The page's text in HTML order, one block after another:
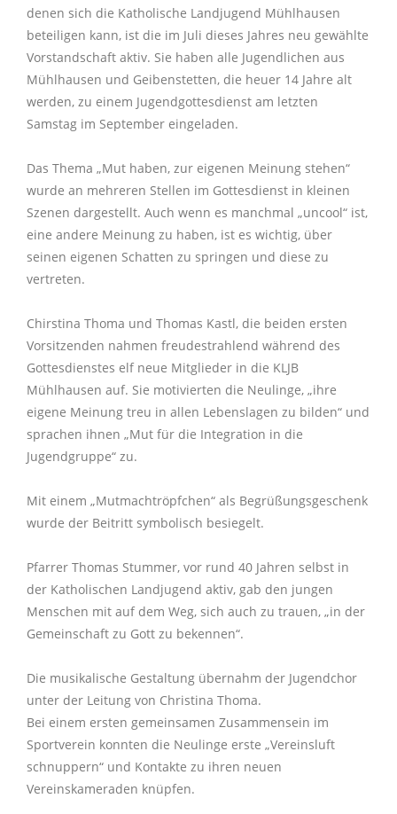
Ministranten
Lektoren
Kommunionhelfer
Eltern-Kind-Gruppen
Kammerchor
inTAKT
Singgruppen
Bläserquintett St. Laurentius
Geschichte
Pfarrpatron
KLJB
Ministranten
Lektoren
Eltern-Kind-Gruppen
Kirchenchor Herznssach
Kinderschola
Bücherei Mühlhausen
Inst. Schutzkonzept
Geschichte
Buße und Versöhnung
Firmung
Trauung
Weihe
Jugendgottesdienste
Taizè-Gebet
Besondere Gottesdienste
Ökumene
Bibelgespräch
Krankenhausbesuchsdienst
Offene Kirche
Hochzeit
Seelsorgegespräch
Eltern-Kind-Gruppen
Erwachsenenbildung
Beratungsstellen
Kindergarten St. Laurentius
Impulse der Vergangenheit
Aktionen der virtuellen Kirche11
Täglicher Impuls
Berichte/Chronik
Kontakt
Newsletter
Mitteilung
Login
Impressum
denen sich die Katholische Landjugend Mühlhausen
beteiligen kann, ist die im Juli dieses Jahres neu gewählte
Vorstandschaft aktiv. Sie haben alle Jugendlichen aus
Mühlhausen und Geibenstetten, die heuer 14 Jahre alt
werden, zu einem Jugendgottesdienst am letzten
Samstag im September eingeladen.
Das Thema „Mut haben, zur eigenen Meinung stehen“
wurde an mehreren Stellen im Gottesdienst in kleinen
Szenen dargestellt. Auch wenn es manchmal „uncool“ ist,
eine andere Meinung zu haben, ist es wichtig, über
seinen eigenen Schatten zu springen und diese zu
vertreten.
Chirstina Thoma und Thomas Kastl, die beiden ersten
Vorsitzenden nahmen freudestrahlend während des
Gottesdienstes elf neue Mitglieder in die KLJB
Mühlhausen auf. Sie motivierten die Neulinge, „ihre
eigene Meinung treu in allen Lebenslagen zu bilden“ und
sprachen ihnen „Mut für die Integration in die
Jugendgruppe“ zu.
Mit einem „Mutmachtröpfchen“ als Begrüßungsgeschenk
wurde der Beitritt symbolisch besiegelt.
Pfarrer Thomas Stummer, vor rund 40 Jahren selbst in
der Katholischen Landjugend aktiv, gab den jungen
Menschen mit auf dem Weg, sich auch zu trauen, „in der
Gemeinschaft zu Gott zu bekennen“.
Die musikalische Gestaltung übernahm der Jugendchor
unter der Leitung von Christina Thoma.
Bei einem ersten gemeinsamen Zusammensein im
Sportverein konnten die Neulinge erste „Vereinsluft
schnuppern“ und Kontakte zu ihren neuen
Vereinskameraden knüpfen.